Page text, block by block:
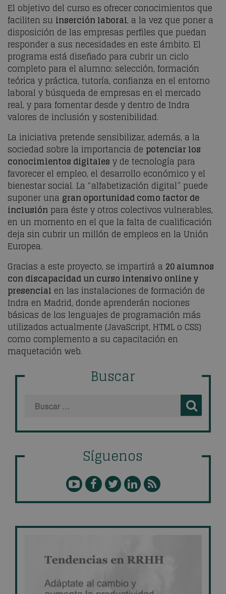
El objetivo del curso es ofrecer conocimientos que
faciliten su inserción laboral, a la vez que poner a
disposición de las empresas perfiles que puedan
responder a sus necesidades en este ámbito. El
programa está diseñado para cubrir un ciclo
completo para el alumno: selección, formación
teórica y práctica, tutoría, confianza en el entorno
laboral y búsqueda de empresas en el mercado
real, y para fomentar desde y dentro de Indra
valores de inclusión y sostenibilidad.
La iniciativa pretende sensibilizar, además, a la
sociedad sobre la importancia de potenciar los
conocimientos digitales y de tecnología para
favorecer el empleo, el desarrollo económico y el
bienestar social. La “alfabetización digital” puede
suponer una gran oportunidad como factor de
inclusión para éste y otros colectivos vulnerables,
en un momento en el que la falta de cualificación
deja sin cubrir un millón de empleos en la Unión
Europea.
Gracias a este proyecto, se impartirá a 20 alumnos
con discapacidad un curso intensivo online y
presencial en las instalaciones de formación de
Indra en Madrid, donde aprenderán nociones
básicas de los lenguajes de programación más
utilizados actualmente (JavaScript, HTML o CSS)
como complemento a su capacitación en
maquetación web.
Buscar
Síguenos